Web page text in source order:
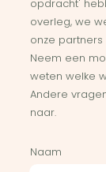
opdracht'
overleg, we
onze
Neem een
weten welke
Andere
naar.
Naam